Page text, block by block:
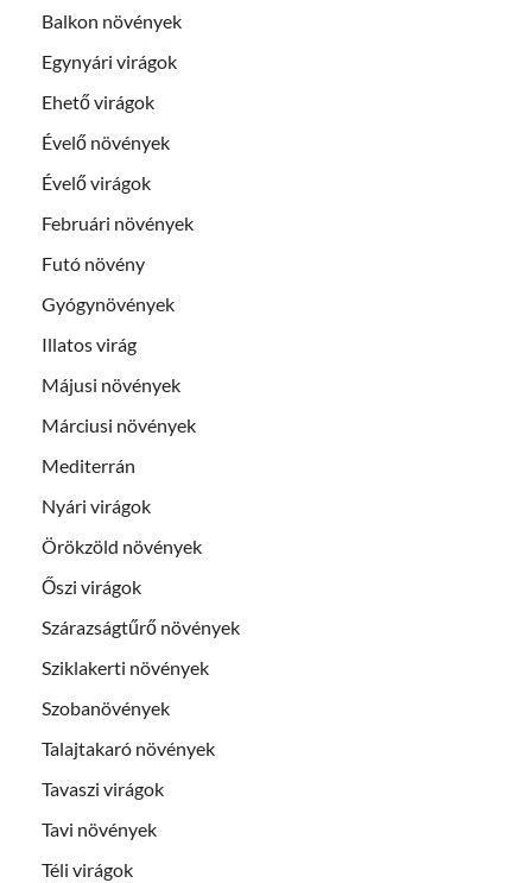
Balkon növények
Egynyári virágok
Ehető virágok
Évelő növények
Évelő virágok
Februári növények
Futó növény
Gyógynövények
Illatos virág
Májusi növények
Márciusi növények
Mediterrán
Nyári virágok
Örökzöld növények
Őszi virágok
Szárazságtűrő növények
Sziklakerti növények
Szobanövények
Talajtakaró növények
Tavaszi virágok
Tavi növények
Téli virágok